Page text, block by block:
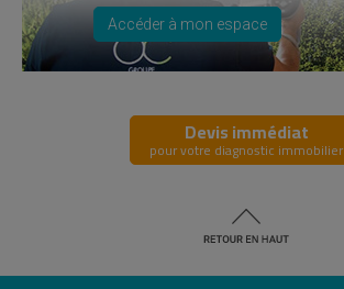
Accéder à mon espace
Devis immédiat
pour votre diagnostic immobilier